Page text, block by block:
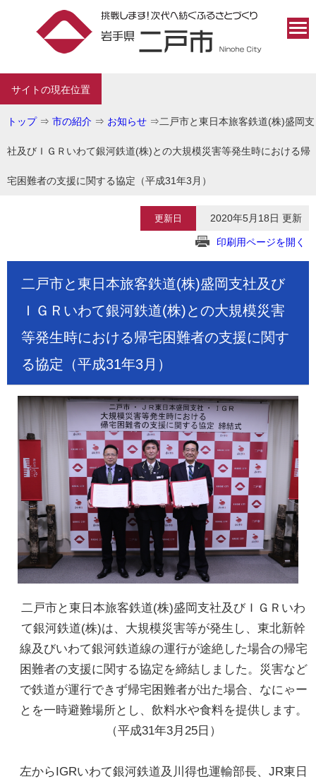
サイトの現在位置
トップ⇒ 市の紹介 ⇒ お知らせ ⇒二戸市と東日本旅客鉄道(株)盛岡支
社及びＩＧＲいわて銀河鉄道(株)との大規模災害等発生時における帰
宅困難者の支援に関する協定（平成31年3月）
更新日 2020年5月18日 更新
印刷用ページを開く
二戸市と東日本旅客鉄道(株)盛岡支社及び
ＩＧＲいわて銀河鉄道(株)との大規模災害
等発生時における帰宅困難者の支援に関す
る協定（平成31年3月）
二戸市と東日本旅客鉄道(株)盛岡支社及びＩＧＲいわ
て銀河鉄道(株)は、大規模災害等が発生し、東北新幹
線及びいわて銀河鉄道線の運行が途絶した場合の帰宅
困難者の支援に関する協定を締結しました。災害など
で鉄道が運行できず帰宅困難者が出た場合、なにゃー
とを一時避難場所とし、飲料水や食料を提供します。
（平成31年3月25日）
左からIGRいわて銀河鉄道及川得也運輸部長、JR東日